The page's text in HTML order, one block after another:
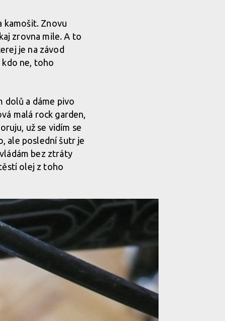
kamošit. Znovu
zrovna mile. A to
je na závod
kdo ne, toho
dolů a dáme pivo
malá rock garden,
už se vidím se
ale poslední šutr je
bez ztráty
olej z toho